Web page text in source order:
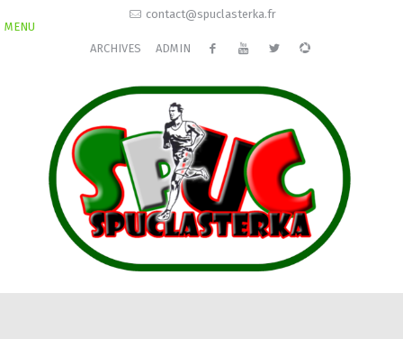
contact@spuclasterka.fr
ARCHIVES ADMIN
MENU